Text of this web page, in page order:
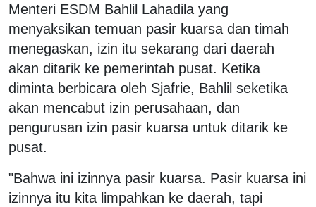
Menteri ESDM Bahlil Lahadila yang
menyaksikan temuan pasir kuarsa dan timah
menegaskan, izin itu sekarang dari daerah
akan ditarik ke pemerintah pusat. Ketika
diminta berbicara oleh Sjafrie, Bahlil seketika
akan mencabut izin perusahaan, dan
pengurusan izin pasir kuarsa untuk ditarik ke
pusat.
"Bahwa ini izinnya pasir kuarsa. Pasir kuarsa ini
izinnya itu kita limpahkan ke daerah, tapi